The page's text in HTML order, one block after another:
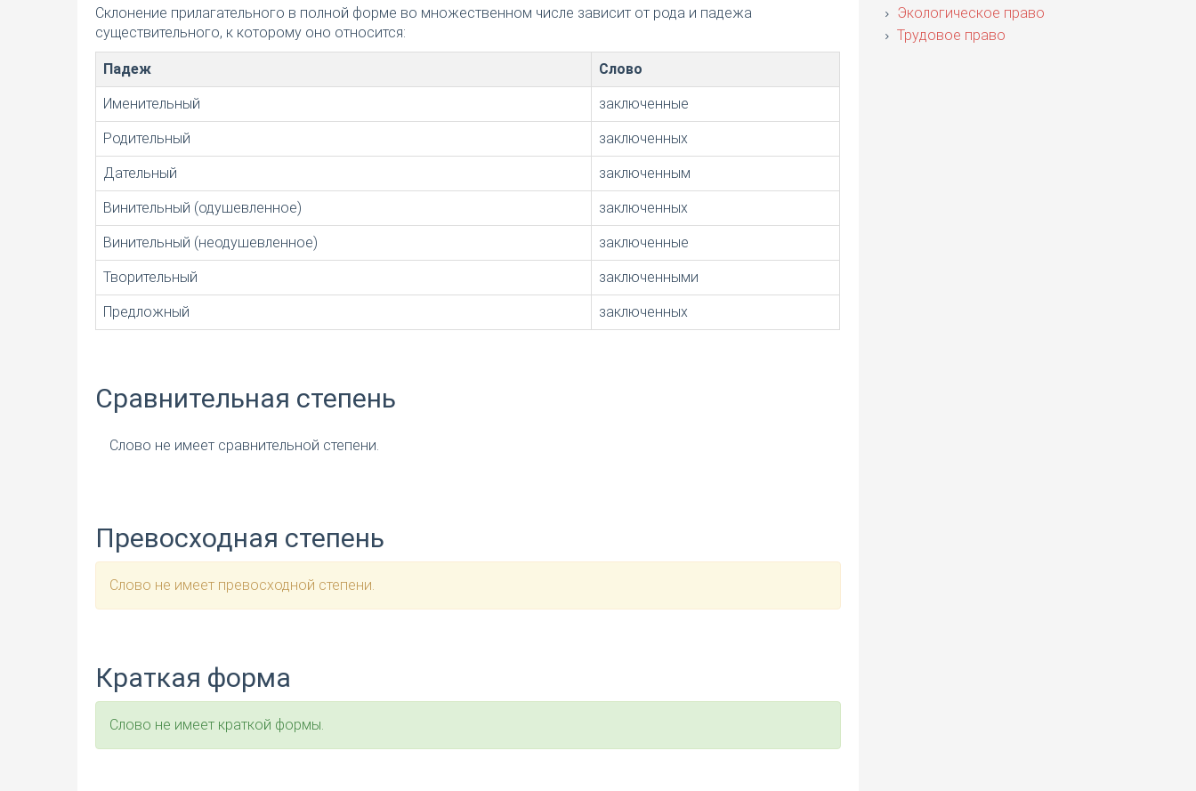
Склонение прилагательного в полной форме во множественном числе зависит от рода и падежа
существительного, к которому оно относится:
Падеж Слово
Именительный заключенные
Родительный заключенных
Дательный заключенным
Винительный (одушевленное) заключенных
Винительный (неодушевленное) заключенные
Творительный заключенными
Предложный заключенных
Сравнительная степень
Слово не имеет сравнительной степени.
Превосходная степень
Слово не имеет превосходной степени.
Краткая форма
Слово не имеет краткой формы.
Экологическое право
Трудовое право